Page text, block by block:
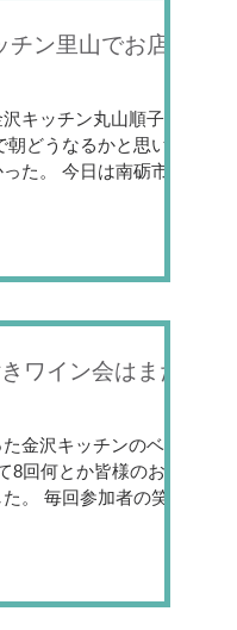
ン里山でお店を
キッチン丸山順子で
どうなるかと思いま
た。 今日は南砺市城
ワイン会はまだ
金沢キッチンのベジ
8回何とか皆様のおか
。 毎回参加者の笑顔